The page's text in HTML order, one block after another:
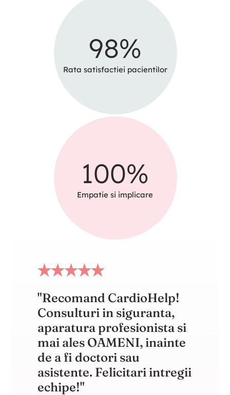
Rata satisfactiei pacientilor
98%
Empatie si implicare
100%
"Recomand CardioHelp!
Consulturi in siguranta,
aparatura profesionista si
mai ales OAMENI, inainte
de a fi doctori sau
asistente. Felicitari intregii
echipe!"